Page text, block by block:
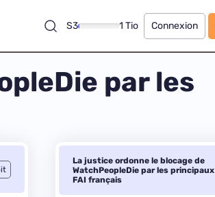
S3 1 Tio Connexion
par les
La justice ordonne le blocage de
WatchPeopleDie par les principaux
FAI français